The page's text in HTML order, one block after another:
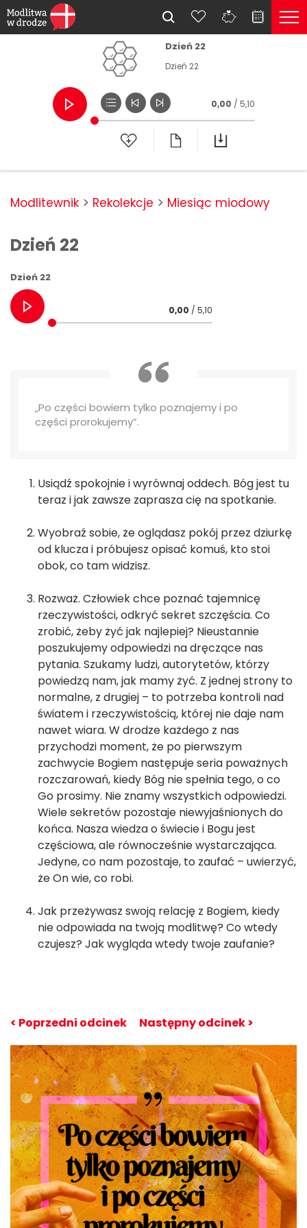
Dzień 22
Dzień 22
0,00 / 5,10
Modlitewnik Rekolekcje Miesiąc miodowy
Dzień 22
Dzień 22
0,00 / 5,10
„Po części bowiem tylko poznajemy i po
części prorokujemy”.
Usiądź spokojnie i wyrównaj oddech. Bóg jest tu
teraz i jak zawsze zaprasza cię na spotkanie.
Wyobraź sobie, że oglądasz pokój przez dziurkę
od klucza i próbujesz opisać komuś, kto stoi
obok, co tam widzisz.
Rozważ. Człowiek chce poznać tajemnicę
rzeczywistości, odkryć sekret szczęścia. Co
zrobić, żeby żyć jak najlepiej? Nieustannie
poszukujemy odpowiedzi na dręczące nas
pytania. Szukamy ludzi, autorytetów, którzy
powiedzą nam, jak mamy żyć. Z jednej strony to
normalne, z drugiej – to potrzeba kontroli nad
światem i rzeczywistością, której nie daje nam
nawet wiara. W drodze każdego z nas
przychodzi moment, że po pierwszym
zachwycie Bogiem następuje seria poważnych
rozczarowań, kiedy Bóg nie spełnia tego, o co
Go prosimy. Nie znamy wszystkich odpowiedzi.
Wiele sekretów pozostaje niewyjaśnionych do
końca. Nasza wiedza o świecie i Bogu jest
częściowa, ale równocześnie wystarczająca.
Jedyne, co nam pozostaje, to zaufać – uwierzyć,
że On wie, co robi.
Jak przeżywasz swoją relację z Bogiem, kiedy
nie odpowiada na twoją modlitwę? Co wtedy
czujesz? Jak wygląda wtedy twoje zaufanie?
< Poprzedni odcinek Następny odcinek >